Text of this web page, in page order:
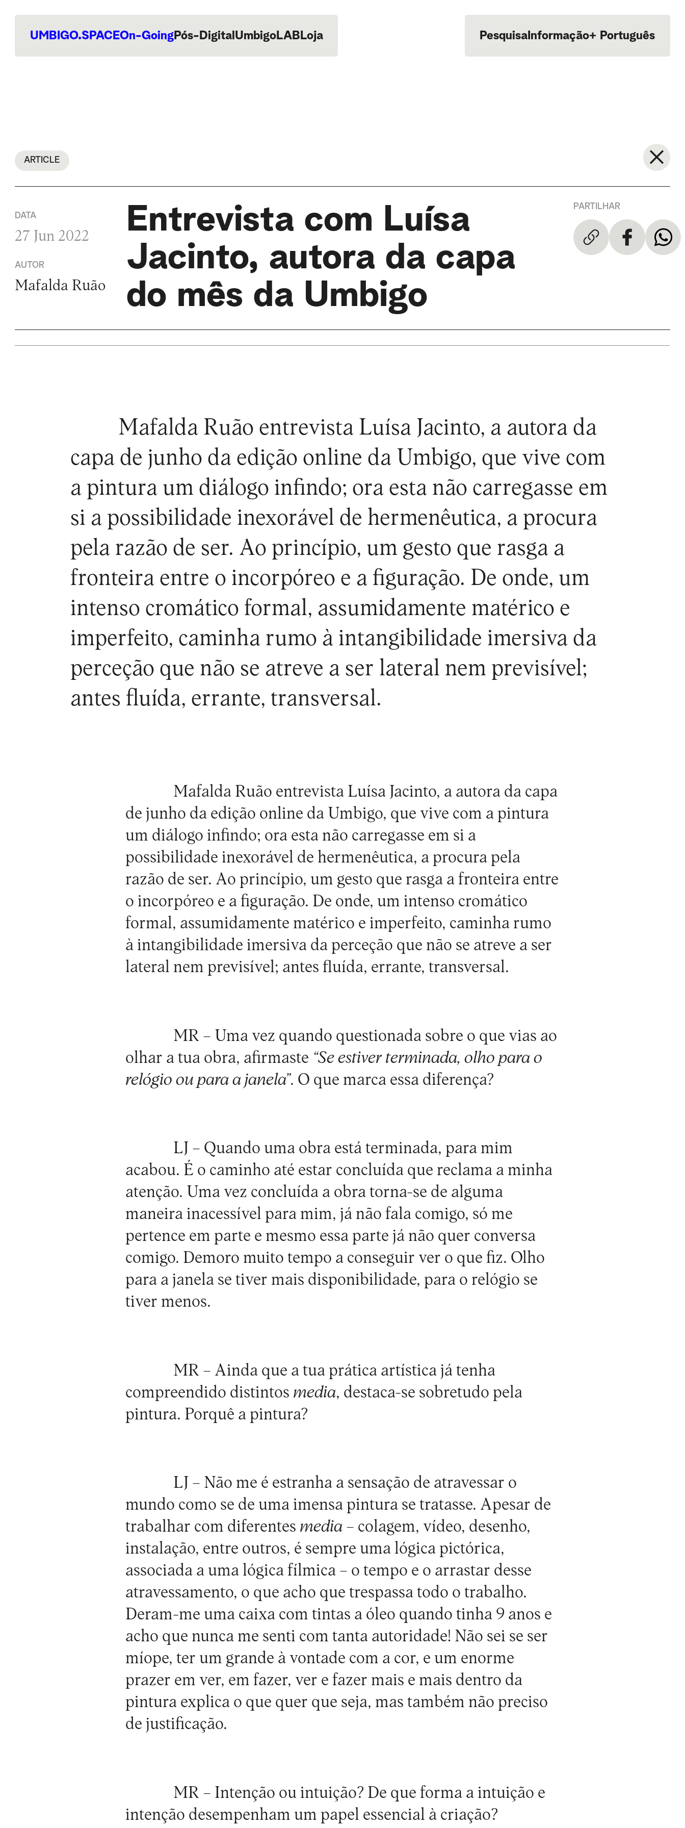
UMBIGO.SPACEOn-GoingPós-Digital UmbigoLAB Loja Pesquisa Informação+ Português
English
ARTICLE
DATA
27 Jun 2022
AUTOR
Mafalda Ruão
Entrevista com Luísa
Jacinto, autora da capa
do mês da Umbigo
PARTILHAR
Mafalda Ruão entrevista Luísa Jacinto, a autora da
capa de junho da edição online da Umbigo, que vive com
a pintura um diálogo infindo; ora esta não carregasse em
si a possibilidade inexorável de hermenêutica, a procura
pela razão de ser. Ao princípio, um gesto que rasga a
fronteira entre o incorpóreo e a figuração. De onde, um
intenso cromático formal, assumidamente matérico e
imperfeito, caminha rumo à intangibilidade imersiva da
perceção que não se atreve a ser lateral nem previsível;
antes fluída, errante, transversal.
Mafalda Ruão entrevista Luísa Jacinto, a autora da capa
de junho da edição online da Umbigo, que vive com a pintura
um diálogo infindo; ora esta não carregasse em si a
possibilidade inexorável de hermenêutica, a procura pela
razão de ser. Ao princípio, um gesto que rasga a fronteira entre
o incorpóreo e a figuração. De onde, um intenso cromático
formal, assumidamente matérico e imperfeito, caminha rumo
à intangibilidade imersiva da perceção que não se atreve a ser
lateral nem previsível; antes fluída, errante, transversal.
MR – Uma vez quando questionada sobre o que vias ao
olhar a tua obra, afirmaste “Se estiver terminada, olho para o
relógio ou para a janela”. O que marca essa diferença?
LJ – Quando uma obra está terminada, para mim
acabou. É o caminho até estar concluída que reclama a minha
atenção. Uma vez concluída a obra torna-se de alguma
maneira inacessível para mim, já não fala comigo, só me
pertence em parte e mesmo essa parte já não quer conversa
comigo. Demoro muito tempo a conseguir ver o que fiz. Olho
para a janela se tiver mais disponibilidade, para o relógio se
tiver menos.
MR – Ainda que a tua prática artística já tenha
compreendido distintos media, destaca-se sobretudo pela
pintura. Porquê a pintura?
LJ – Não me é estranha a sensação de atravessar o
mundo como se de uma imensa pintura se tratasse. Apesar de
trabalhar com diferentes media – colagem, vídeo, desenho,
instalação, entre outros, é sempre uma lógica pictórica,
associada a uma lógica fílmica – o tempo e o arrastar desse
atravessamento, o que acho que trespassa todo o trabalho.
Deram-me uma caixa com tintas a óleo quando tinha 9 anos e
acho que nunca me senti com tanta autoridade! Não sei se ser
míope, ter um grande à vontade com a cor, e um enorme
prazer em ver, em fazer, ver e fazer mais e mais dentro da
pintura explica o que quer que seja, mas também não preciso
de justificação.
MR – Intenção ou intuição? De que forma a intuição e
intenção desempenham um papel essencial à criação?